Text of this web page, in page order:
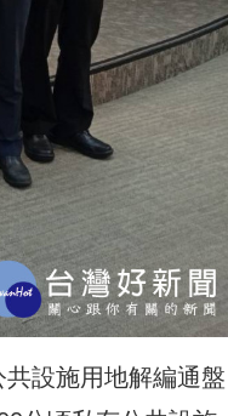
設施用地解編通盤